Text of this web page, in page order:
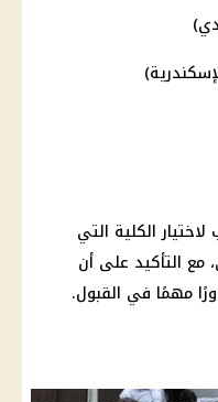
الكلية التي
مع التأكيد على أن
مهمًا في القبول.